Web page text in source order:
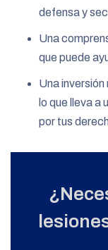
defensa y
Una
que puede
Una
lo que lleva a
por tus